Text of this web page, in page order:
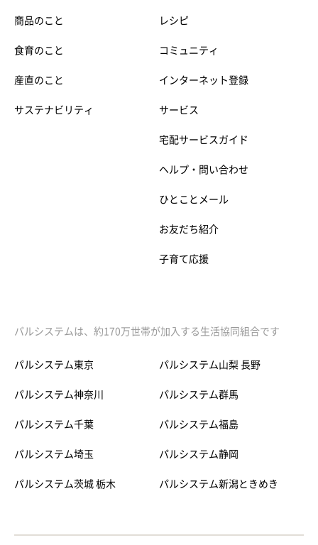
商品のこと
食育のこと
産直のこと
サステナビリティ
レシピ
コミュニティ
インターネット登録
サービス
宅配サービスガイド
ヘルプ・問い合わせ
ひとことメール
お友だち紹介
子育て応援
パルシステムは、約170万世帯が加入する生活協同組合です
パルシステム東京
パルシステム神奈川
パルシステム千葉
パルシステム埼玉
パルシステム茨城 栃木
パルシステム山梨 長野
パルシステム群馬
パルシステム福島
パルシステム静岡
パルシステム新潟ときめき